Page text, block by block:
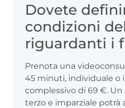
Dovete
condizioni
riguardanti i
Prenota una
45 minuti, individuale o
complessivo di 69 €. Un
terzo e imparziale potrà